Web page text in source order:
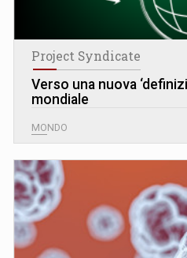
Project Syndicate
Verso una nuova
mondiale
MONDO